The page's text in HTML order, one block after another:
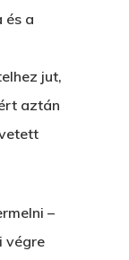
és a
jut,
aztán
–
végre